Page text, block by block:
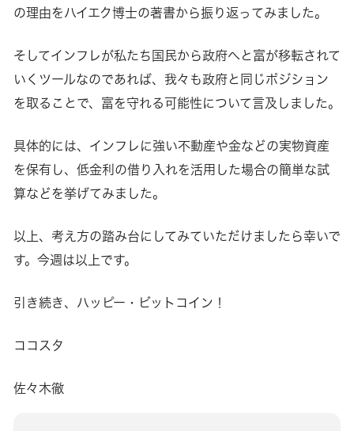
の理由をハイエク博士の著書から振り返ってみました。
そしてインフレが私たち国民から政府へと富が移転されて
いくツールなのであれば、我々も政府と同じポジション
を取ることで、富を守れる可能性について言及しました。
具体的には、インフレに強い不動産や金などの実物資産
を保有し、低金利の借り入れを活用した場合の簡単な試
算などを挙げてみました。
以上、考え方の踏み台にしてみていただけましたら幸いで
す。今週は以上です。
引き続き、ハッピー・ビットコイン！
ココスタ
佐々木徹